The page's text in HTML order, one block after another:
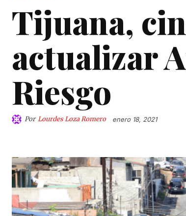
Tijuana,
actualizar
Riesgo
Por Lourdes Loza Romero enero 18, 2021